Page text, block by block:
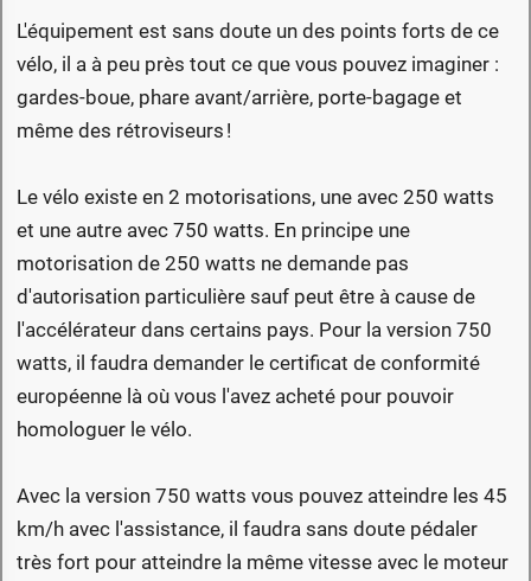
L'équipement est sans doute un des points forts de ce
vélo, il a à peu près tout ce que vous pouvez imaginer :
gardes-boue, phare avant/arrière, porte-bagage et
même des rétroviseurs !
Le vélo existe en 2 motorisations, une avec 250 watts
et une autre avec 750 watts. En principe une
motorisation de 250 watts ne demande pas
d'autorisation particulière sauf peut être à cause de
l'accélérateur dans certains pays. Pour la version 750
watts, il faudra demander le certificat de conformité
européenne là où vous l'avez acheté pour pouvoir
homologuer le vélo.
Avec la version 750 watts vous pouvez atteindre les 45
km/h avec l'assistance, il faudra sans doute pédaler
très fort pour atteindre la même vitesse avec le moteur